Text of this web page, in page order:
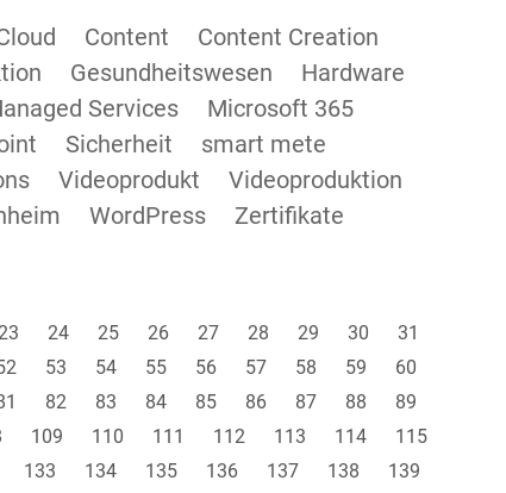
Content
Content Creation
Gesundheitswesen
Hardware
Services
Microsoft 365
Sicherheit
smart mete
Videoprodukt
Videoproduktion
WordPress Zertifikate
23 24 25 26 27 28 29 30
31
53 54 55 56 57 58 59
60
82 83 84 85 86 87 88
89
109 110 111 112 113 114
115
133 134 135 136 137 138
139